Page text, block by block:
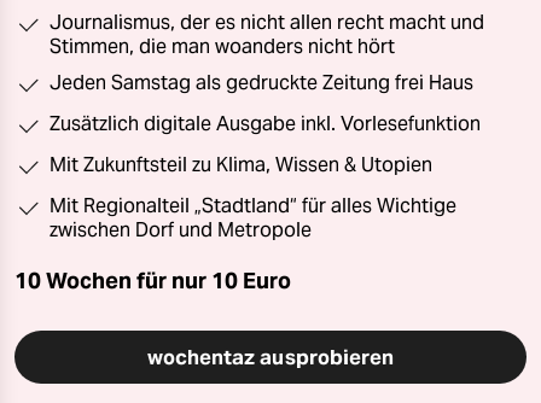
Journalismus, der es nicht allen recht macht und
Stimmen, die man woanders nicht hört
Jeden Samstag als gedruckte Zeitung frei Haus
Zusätzlich digitale Ausgabe inkl. Vorlesefunktion
Mit Zukunftsteil zu Klima, Wissen & Utopien
Mit Regionalteil „Stadtland“ für alles Wichtige
zwischen Dorf und Metropole
10 Wochen für nur 10 Euro
wochentaz ausprobieren